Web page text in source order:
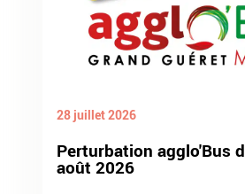
28 juillet 2026
Perturbation agglo'Bus
août 2026